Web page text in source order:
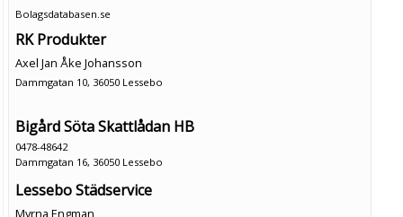
Bolagsdatabasen.se
RK Produkter
Axel Jan Åke Johansson
Dammgatan 10, 36050 Lessebo
Bigård Söta Skattlådan HB
0478-48642
Dammgatan 16, 36050 Lessebo
Lessebo Städservice
Myrna Engman